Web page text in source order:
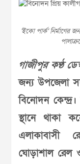
'ইকো পার্ক' নির্মাণের
গাজীপুর কণ্ঠ
জন্য উপজেলা
বিনোদন
স্থানে থাকা
এলাকাবাসী
ঘোড়াশাল রেল